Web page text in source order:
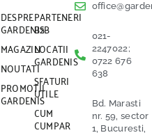
DESPRE
GARDENIS
MAGAZIN
NOUTATI
PROMOTII
GARDENIS
PARTENERI
B2B
LOCATII
GARDENIS
SFATURI
UTILE
CUM
CUMPAR
021-
2247022;
0722 676
638
Bd. Marasti
nr. 59, sector
1, Bucuresti,